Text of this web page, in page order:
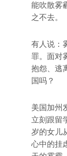
能吹散雾
之不去。
有人说：
罪。面对
抱怨、逃
国吗？
美国加州
立刻跟留
岁的女儿
心中的挂